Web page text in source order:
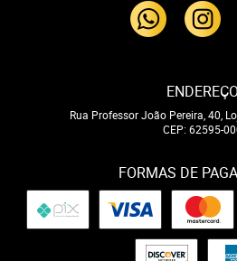
ENDEREÇO
Rua Professor João Pereira, 40,
CEP: 62595-
FORMAS DE